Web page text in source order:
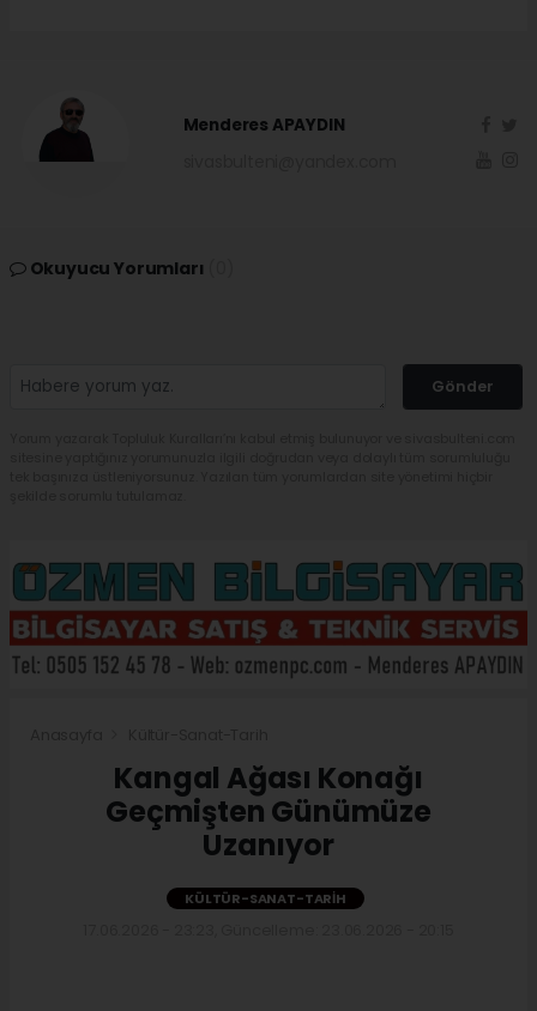
Menderes APAYDIN
Okuyucu Yorumları
Gönder
Kangal Ağası Konağı
Geçmişten Günümüze
Uzanıyor
KÜLTÜR-SANAT-TARIH